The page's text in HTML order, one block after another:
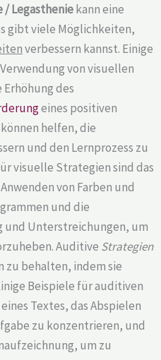
/ Legastheniekann eine
gibt viele Möglichkeiten,
verbessern kannst. Einige
von visuellen
des
eines positiven
helfen, die
und den Lernprozess zu
visuelle Strategien sind das
von Farben und
und die
und Unterstreichungen, um
Auditive Strategien
zu behalten, indem sie
Beispiele für auditiven
Textes, das Abspielen
zu konzentrieren, und
um zu